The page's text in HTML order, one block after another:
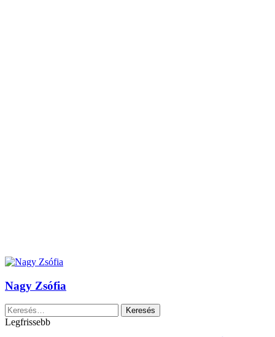
Nagy Zsófia
Keresés:
Legfrissebb